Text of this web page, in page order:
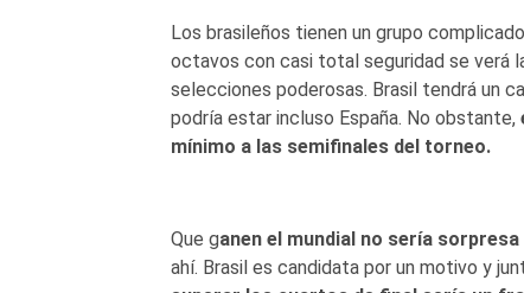
Los brasileños tienen un grupo
octavos con casi total seguridad se verá
selecciones poderosas. Brasil tendrá un
podría estar incluso España. No obstante,
mínimo a las semifinales del torneo.
Que ganen el mundial no sería
ahí. Brasil es candidata por un motivo y